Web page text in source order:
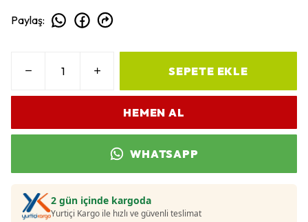
Paylaş:
SEPETE EKLE
HEMEN AL
WHATSAPP
2 gün içinde kargoda
Yurtiçi Kargo ile hızlı ve güvenli teslimat